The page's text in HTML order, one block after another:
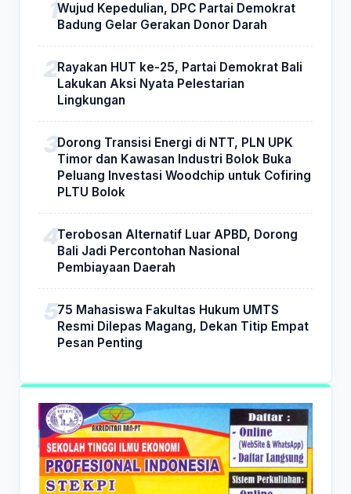
Wujud Kepedulian, DPC Partai Demokrat
Badung Gelar Gerakan Donor Darah
Rayakan HUT ke-25, Partai Demokrat Bali
Lakukan Aksi Nyata Pelestarian
Lingkungan
Dorong Transisi Energi di NTT, PLN UPK
Timor dan Kawasan Industri Bolok Buka
Peluang Investasi Woodchip untuk Cofiring
PLTU Bolok
Terobosan Alternatif Luar APBD, Dorong
Bali Jadi Percontohan Nasional
Pembiayaan Daerah
75 Mahasiswa Fakultas Hukum UMTS
Resmi Dilepas Magang, Dekan Titip Empat
Pesan Penting